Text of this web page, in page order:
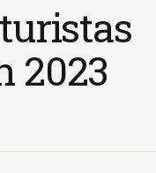
2023